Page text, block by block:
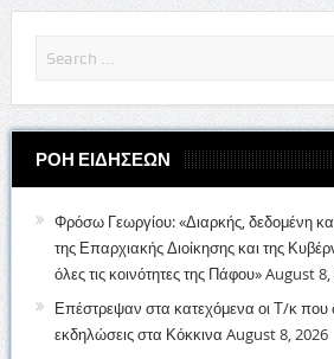
ΡΟΗ ΕΙΔΗΣΕΩΝ
Φρόσω Γεωργίου: «Διαρκής, δεδομένη
της Επαρχιακής Διοίκησης και της
όλες τις κοινότητες της Πάφου»August 8,
Επέστρεψαν στα κατεχόμενα οι Τ/κ που
εκδηλώσεις στα Κόκκινα August 8, 2026